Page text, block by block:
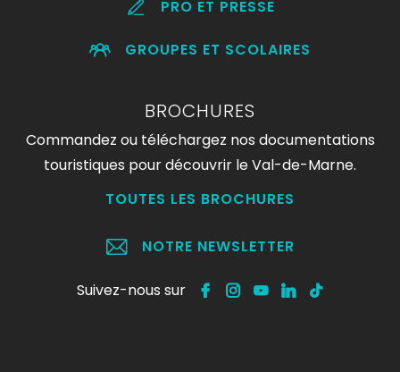
PRO ET PRESSE
GROUPES ET SCOLAIRES
BROCHURES
Commandez ou téléchargez nos documentations
touristiques pour découvrir le Val-de-Marne.
TOUTES LES BROCHURES
NOTRE NEWSLETTER
Suivez-nous sur